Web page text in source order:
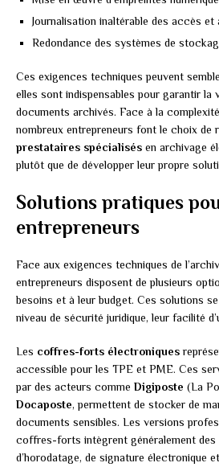
Journalisation inaltérable des accès et
Redondance des systèmes de
Ces exigences techniques peuvent
elles sont indispensables pour garantir la
documents archivés. Face à la
nombreux entrepreneurs font le choix de
prestataires spécialisés en archivage
plutôt que de développer leur propre
Solutions pratiques
entrepreneurs
Face aux exigences techniques de
entrepreneurs disposent de plusieurs
besoins et à leur budget. Ces solutions
niveau de sécurité juridique, leur facilité
Les coffres-forts électroniques
accessible pour les TPE et PME. Ces
par des acteurs comme Digiposte (La
Docaposte, permettent de stocker de
documents sensibles. Les versions
coffres-forts intègrent généralement
d’horodatage, de signature électronique